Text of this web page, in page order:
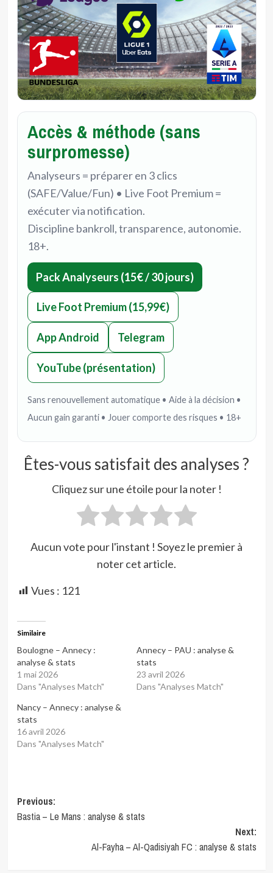
Accès & méthode (sans
surpromesse)
Analyseurs = préparer en 3 clics
(SAFE/Value/Fun) • Live Foot Premium =
exécuter via notification.
Discipline bankroll, transparence, autonomie.
18+.
Pack Analyseurs (15€ / 30 jours)
Live Foot Premium (15,99€)
App Android Telegram
YouTube (présentation)
Sans renouvellement automatique • Aide à la décision •
Aucun gain garanti • Jouer comporte des risques • 18+
Êtes-vous satisfait des analyses ?
Cliquez sur une étoile pour la noter !
Aucun vote pour l'instant ! Soyez le premier à
noter cet article.
Vues : 121
Similaire
Boulogne – Annecy :
analyse & stats
1 mai 2026
Dans "Analyses Match"
Annecy – PAU : analyse &
stats
23 avril 2026
Dans "Analyses Match"
Nancy – Annecy : analyse &
stats
16 avril 2026
Dans "Analyses Match"
Post
navigation
Previous:
Bastia – Le Mans : analyse & stats
Next:
Al-Fayha – Al-Qadisiyah FC : analyse & stats